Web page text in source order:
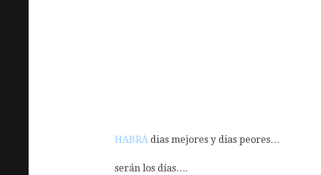
HABRÁ dias mejores y dias peores…
serán los días….